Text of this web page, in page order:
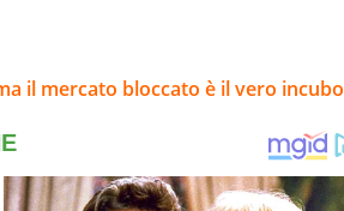
il mercato bloccato è il vero incubo